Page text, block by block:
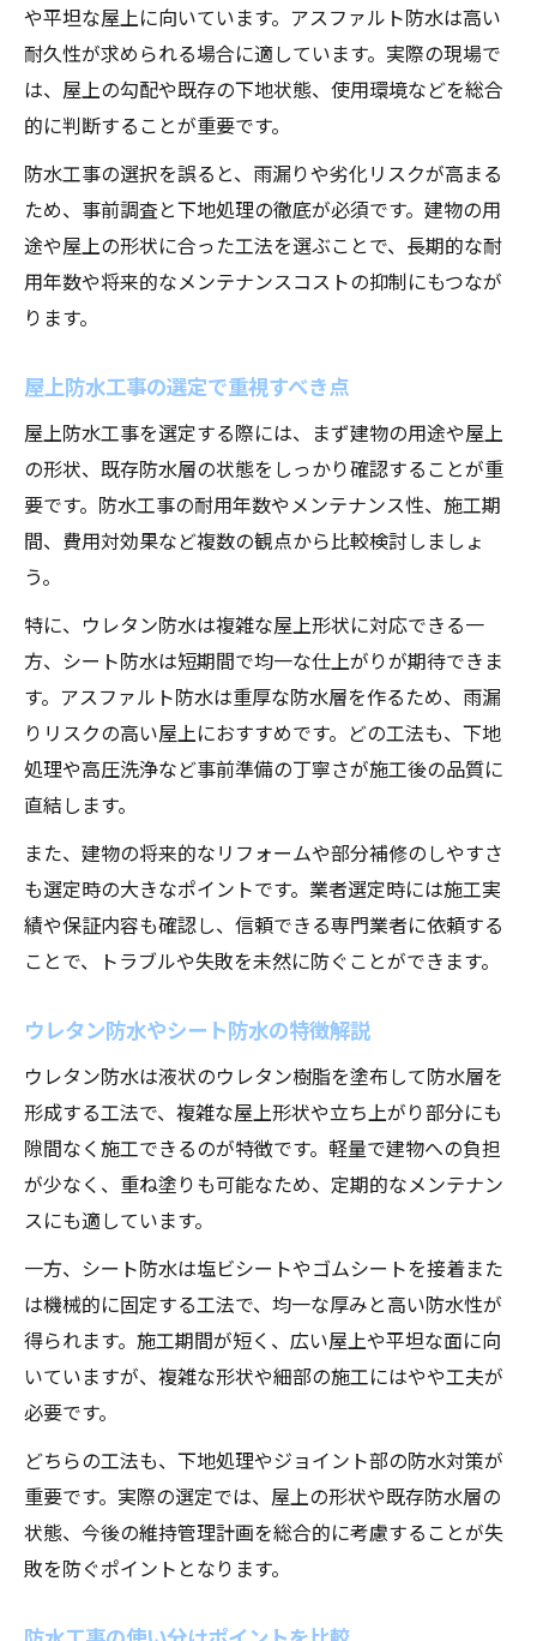
屋上防水工事DIYで大切な安全管理方法
ウレタン防水とシート防水の違いを徹底比較
ウレタン防水とシート防水の工法比較
屋上防水工事での使い分けポイント
ウレタン防水施工手順と仕上がりの差
シート防水の耐久性やメンテナンス性
屋上防水工事の手順と注意点を押さえる
説
高圧洗浄から下地処理までの流れと注意点
プライマー塗布とウレタン二層施工のコツ
屋上防水工事で押さえるべきポイント
トップコート仕上げの役割と重要性
する
アスファルト防水の特徴と適応場面
FRP防水のメリット・デメリット解説
防水工事各工法の耐久年数と費用感
屋上防水工事における工法の使い分け
や平坦な屋上に向いています。アスファルト防水は高い
耐久性が求められる場合に適しています。実際の現場で
は、屋上の勾配や既存の下地状態、使用環境などを総合
的に判断することが重要です。
防水工事の選択を誤ると、雨漏りや劣化リスクが高まる
ため、事前調査と下地処理の徹底が必須です。建物の用
途や屋上の形状に合った工法を選ぶことで、長期的な耐
用年数や将来的なメンテナンスコストの抑制にもつなが
ります。
屋上防水工事の選定で重視すべき点
屋上防水工事を選定する際には、まず建物の用途や屋上
の形状、既存防水層の状態をしっかり確認することが重
要です。防水工事の耐用年数やメンテナンス性、施工期
間、費用対効果など複数の観点から比較検討しましょ
う。
特に、ウレタン防水は複雑な屋上形状に対応できる一
方、シート防水は短期間で均一な仕上がりが期待できま
す。アスファルト防水は重厚な防水層を作るため、雨漏
りリスクの高い屋上におすすめです。どの工法も、下地
処理や高圧洗浄など事前準備の丁寧さが施工後の品質に
直結します。
また、建物の将来的なリフォームや部分補修のしやすさ
も選定時の大きなポイントです。業者選定時には施工実
績や保証内容も確認し、信頼できる専門業者に依頼する
ことで、トラブルや失敗を未然に防ぐことができます。
ウレタン防水やシート防水の特徴解説
ウレタン防水は液状のウレタン樹脂を塗布して防水層を
形成する工法で、複雑な屋上形状や立ち上がり部分にも
隙間なく施工できるのが特徴です。軽量で建物への負担
が少なく、重ね塗りも可能なため、定期的なメンテナン
スにも適しています。
一方、シート防水は塩ビシートやゴムシートを接着また
は機械的に固定する工法で、均一な厚みと高い防水性が
得られます。施工期間が短く、広い屋上や平坦な面に向
いていますが、複雑な形状や細部の施工にはやや工夫が
必要です。
どちらの工法も、下地処理やジョイント部の防水対策が
重要です。実際の選定では、屋上の形状や既存防水層の
状態、今後の維持管理計画を総合的に考慮することが失
敗を防ぐポイントとなります。